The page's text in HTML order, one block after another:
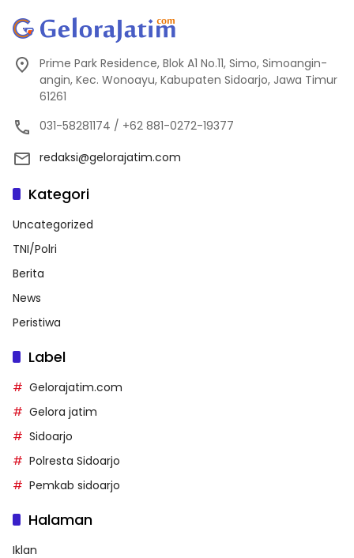
Prime Park Residence, Blok A1 No.11, Simo, Simoangin-
angin, Kec. Wonoayu, Kabupaten Sidoarjo, Jawa Timur
61261
031-58281174 / +62 881-0272-19377
redaksi@gelorajatim.com
Kategori
Uncategorized
TNI/Polri
Berita
News
Peristiwa
Label
Gelorajatim.com
Gelora jatim
Sidoarjo
Polresta Sidoarjo
Pemkab sidoarjo
Halaman
Iklan